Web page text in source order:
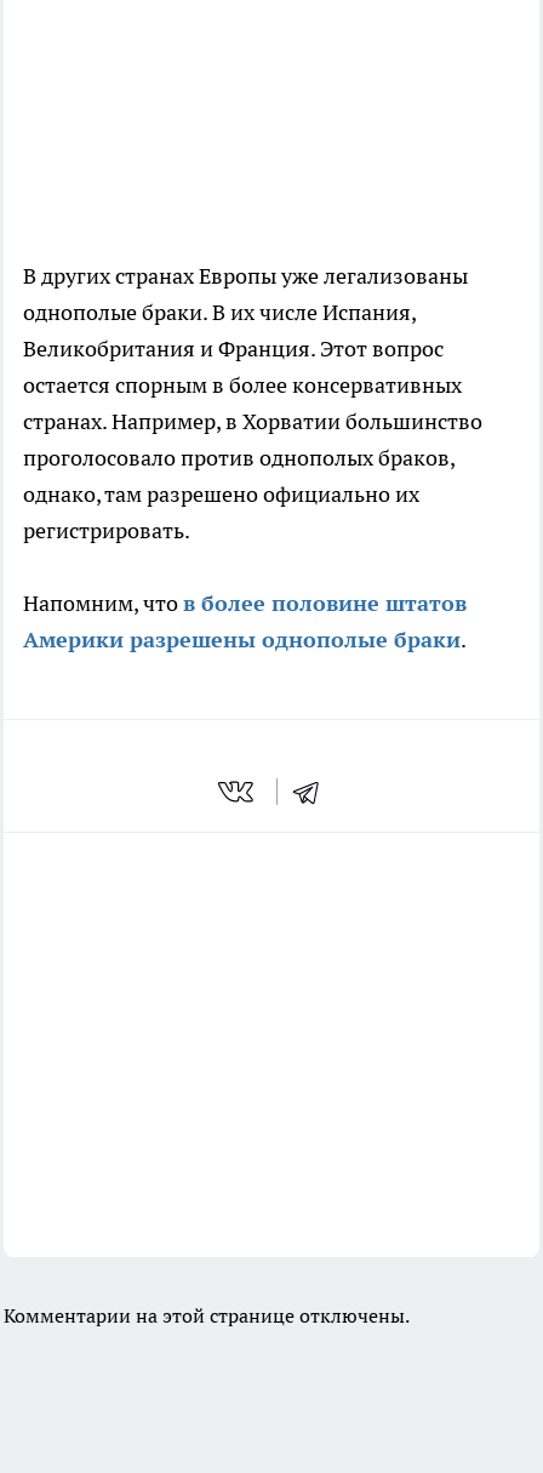
В других странах Европы уже легализованы
однополые браки. В их числе Испания,
Великобритания и Франция. Этот вопрос
остается спорным в более консервативных
странах. Например, в Хорватии большинство
проголосовало против однополых браков,
однако, там разрешено официально их
регистрировать.
Напомним, чтов более половине штатов
Америки разрешены однополые браки.
Комментарии на этой странице отключены.